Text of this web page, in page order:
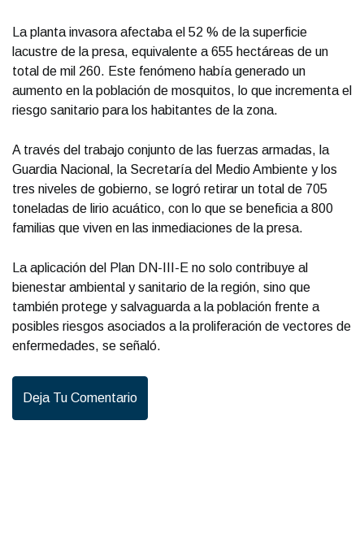
La planta invasora afectaba el 52 % de la superficie
lacustre de la presa, equivalente a 655 hectáreas de un
total de mil 260. Este fenómeno había generado un
aumento en la población de mosquitos, lo que incrementa el
riesgo sanitario para los habitantes de la zona.
A través del trabajo conjunto de las fuerzas armadas, la
Guardia Nacional, la Secretaría del Medio Ambiente y los
tres niveles de gobierno, se logró retirar un total de 705
toneladas de lirio acuático, con lo que se beneficia a 800
familias que viven en las inmediaciones de la presa.
La aplicación del Plan DN-III-E no solo contribuye al
bienestar ambiental y sanitario de la región, sino que
también protege y salvaguarda a la población frente a
posibles riesgos asociados a la proliferación de vectores de
enfermedades, se señaló.
Deja Tu Comentario